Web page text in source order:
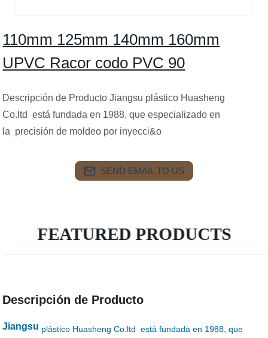
110mm 125mm 140mm 160mm
UPVC Racor codo PVC 90
Descripción de Producto Jiangsu plástico Huasheng
Co.ltd está fundada en 1988, que especializado en
la precisión de moldeo por inyecci&o
SEND EMAIL TO US
FEATURED PRODUCTS
Descripción de Producto
Jiangsu plástico Huasheng Co.ltd está fundada en 1988, que